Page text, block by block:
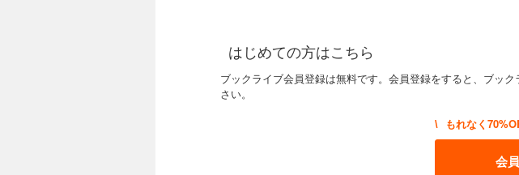
はじめての方はこちら
ブックライブ会員登録は無料です。会員登録をすると、ブッ
さい。
\ もれなく
会